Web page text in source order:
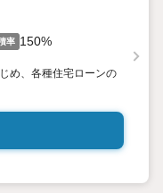
率 150%
め、各種住宅ローンの